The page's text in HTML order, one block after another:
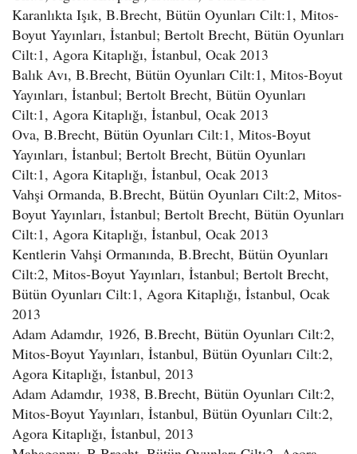
Karanlıkta Işık, B.Brecht, Bütün Oyunları Cilt:1, Mitos-
Boyut Yayınları, İstanbul; Bertolt Brecht, Bütün Oyunları
Cilt:1, Agora Kitaplığı, İstanbul, Ocak 2013
Balık Avı, B.Brecht, Bütün Oyunları Cilt:1, Mitos-Boyut
Yayınları, İstanbul; Bertolt Brecht, Bütün Oyunları
Cilt:1, Agora Kitaplığı, İstanbul, Ocak 2013
Ova, B.Brecht, Bütün Oyunları Cilt:1, Mitos-Boyut
Yayınları, İstanbul; Bertolt Brecht, Bütün Oyunları
Cilt:1, Agora Kitaplığı, İstanbul, Ocak 2013
Vahşi Ormanda, B.Brecht, Bütün Oyunları Cilt:2, Mitos-
Boyut Yayınları, İstanbul; Bertolt Brecht, Bütün Oyunları
Cilt:1, Agora Kitaplığı, İstanbul, Ocak 2013
Kentlerin Vahşi Ormanında, B.Brecht, Bütün Oyunları
Cilt:2, Mitos-Boyut Yayınları, İstanbul; Bertolt Brecht,
Bütün Oyunları Cilt:1, Agora Kitaplığı, İstanbul, Ocak
2013
Adam Adamdır, 1926, B.Brecht, Bütün Oyunları Cilt:2,
Mitos-Boyut Yayınları, İstanbul, Bütün Oyunları Cilt:2,
Agora Kitaplığı, İstanbul, 2013
Adam Adamdır, 1938, B.Brecht, Bütün Oyunları Cilt:2,
Mitos-Boyut Yayınları, İstanbul, Bütün Oyunları Cilt:2,
Agora Kitaplığı, İstanbul, 2013